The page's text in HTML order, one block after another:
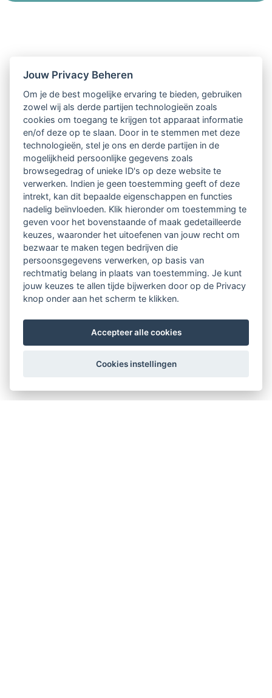
Jouw Privacy Beheren
Om je de best mogelijke ervaring te bieden, gebruiken
zowel wij als derde partijen technologieën zoals
cookies om toegang te krijgen tot apparaat informatie
en/of deze op te slaan. Door in te stemmen met deze
technologieën, stel je ons en derde partijen in de
mogelijkheid persoonlijke gegevens zoals
browsegedrag of unieke ID's op deze website te
verwerken. Indien je geen toestemming geeft of deze
intrekt, kan dit bepaalde eigenschappen en functies
nadelig beïnvloeden. Klik hieronder om toestemming te
geven voor het bovenstaande of maak gedetailleerde
keuzes, waaronder het uitoefenen van jouw recht om
bezwaar te maken tegen bedrijven die
persoonsgegevens verwerken, op basis van
rechtmatig belang in plaats van toestemming. Je kunt
jouw keuzes te allen tijde bijwerken door op de Privacy
knop onder aan het scherm te klikken.
Accepteer alle cookies
Cookies instellingen